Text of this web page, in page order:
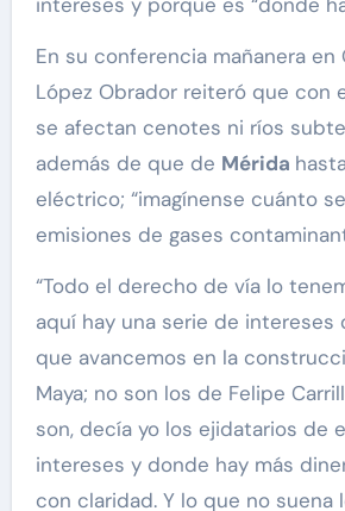
En su conferencia mañanera en
López Obrador reiteró que con
se afectan cenotes ni ríos
además de que de Mérida
eléctrico; “imagínense cuánto
emisiones de gases
“Todo el derecho de vía lo
aquí hay una serie de intereses
que avancemos en la
Maya; no son los de Felipe
son, decía yo los ejidatarios de
intereses y donde hay más
con claridad. Y lo que no suena